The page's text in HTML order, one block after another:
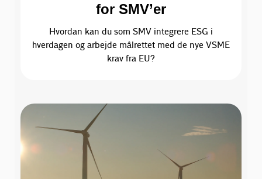
for SMV’er
Hvordan kan du som SMV integrere ESG i
hverdagen og arbejde målrettet med de nye VSME
krav fra EU?